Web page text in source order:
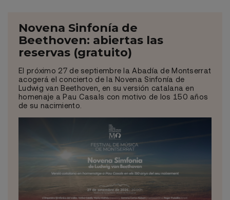
Novena Sinfonía de
Beethoven: abiertas las
reservas (gratuito)
El próximo 27 de septiembre la Abadía de Montserrat
acogerá el concierto de la Novena Sinfonía de
Ludwig van Beethoven, en su versión catalana en
homenaje a Pau Casals con motivo de los 150 años
de su nacimiento.